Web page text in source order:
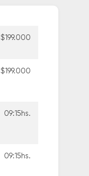
$199.000
$199.000
09:15hs.
09:15hs.